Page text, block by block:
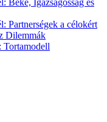
Béke, Igazságosság és
Partnerségek a célokért
Dilemmák
Tortamodell